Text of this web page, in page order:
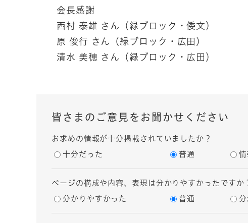
会長感謝
西村 泰雄 さん（緑ブロック・倭文）
原 俊行 さん（緑ブロック・広田）
清水 美穂 さん（緑ブロック・広田）
皆さまのご意見をお聞かせください
お求めの情報が十分掲載されていましたか？
十分だった 普通 情
ページの構成や内容、表現は分かりやすかったですか
分かりやすかった 普通